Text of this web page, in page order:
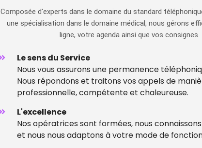
Composée d'experts dans le domaine du standard
une spécialisation dans le domaine médical, nous gérons
ligne, votre agenda ainsi que vos consignes.
Le sens du Service
Nous vous assurons une permanence
Nous répondons et traitons vos appels de
professionnelle, compétente et chaleureuse.
L'excellence
Nos opératrices sont formées, nous
et nous nous adaptons à votre mode de